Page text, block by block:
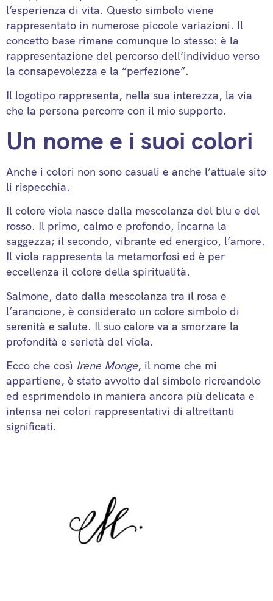
l’esperienza di vita. Questo simbolo viene
rappresentato in numerose piccole variazioni. Il
concetto base rimane comunque lo stesso: è la
rappresentazione del percorso dell’individuo verso
la consapevolezza e la “perfezione”.
Il logotipo rappresenta, nella sua interezza, la via
che la persona percorre con il mio supporto.
Un nome e i suoi colori
Anche i colori non sono casuali e anche l’attuale sito
li rispecchia.
Il colore viola nasce dalla mescolanza del blu e del
rosso. Il primo, calmo e profondo, incarna la
saggezza; il secondo, vibrante ed energico, l’amore.
Il viola rappresenta la metamorfosi ed è per
eccellenza il colore della spiritualità.
Salmone, dato dalla mescolanza tra il rosa e
l’arancione, è considerato un colore simbolo di
serenità e salute. Il suo calore va a smorzare la
profondità e serietà del viola.
Ecco che così Irene Monge, il nome che mi
appartiene, è stato avvolto dal simbolo ricreandolo
ed esprimendolo in maniera ancora più delicata e
intensa nei colori rappresentativi di altrettanti
significati.